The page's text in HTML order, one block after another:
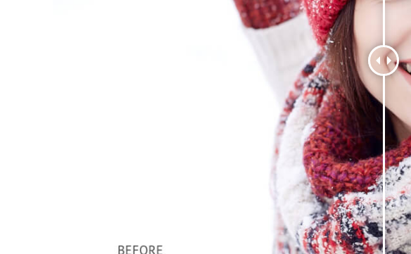
Services de retouche de produits